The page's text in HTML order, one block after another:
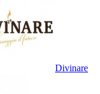
Divinare